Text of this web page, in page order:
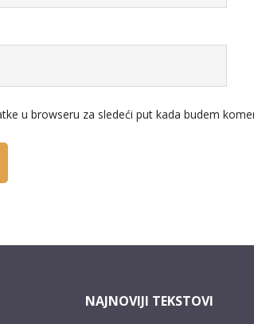
u browseru za sledeći put kada budem
NAJNOVIJI TEKSTOVI